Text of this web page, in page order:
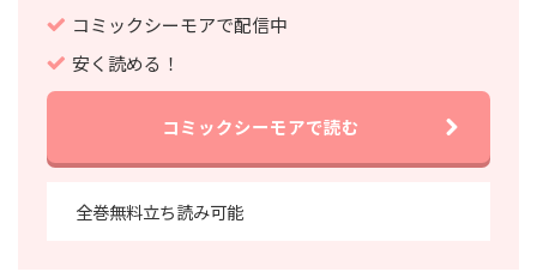
コミックシーモアで配信中
安く読める！
コミックシーモアで読む
全巻無料立ち読み可能